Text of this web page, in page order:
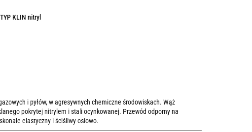
KLIN nitryl
i pyłów, w agresywnych chemiczne środowiskach. Wąż
pokrytej nitrylem i stali ocynkowanej. Przewód odporny na
elastyczny i ściśliwy osiowo.